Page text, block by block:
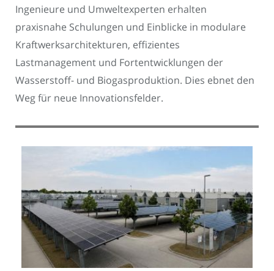
Ingenieure und Umweltexperten erhalten
praxisnahe Schulungen und Einblicke in modulare
Kraftwerksarchitekturen, effizientes
Lastmanagement und Fortentwicklungen der
Wasserstoff- und Biogasproduktion. Dies ebnet den
Weg für neue Innovationsfelder.